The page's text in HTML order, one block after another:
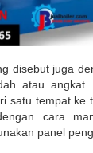
disebut juga
atau
satu tempat ke
cara
panel